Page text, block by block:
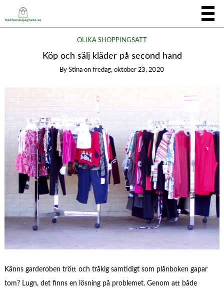
OLIKA SHOPPINGSÄTT
Köp och sälj kläder på second hand
By Stina on fredag, oktober 23, 2020
Känns garderoben trött och tråkig samtidigt som plånboken gapar
tom? Lugn, det finns en lösning på problemet. Genom att både